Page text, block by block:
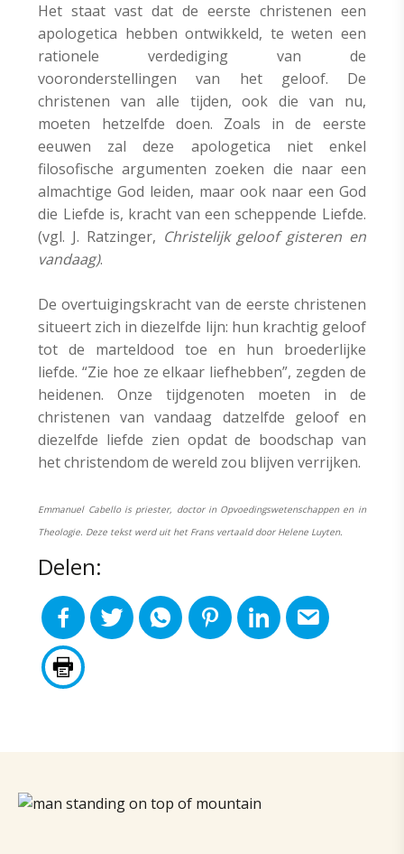
Het staat vast dat de eerste christenen een
apologetica hebben ontwikkeld, te weten een
rationele verdediging van de
vooronderstellingen van het geloof. De
christenen van alle tijden, ook die van nu,
moeten hetzelfde doen. Zoals in de eerste
eeuwen zal deze apologetica niet enkel
filosofische argumenten zoeken die naar een
almachtige God leiden, maar ook naar een God
die Liefde is, kracht van een scheppende Liefde.
(vgl. J. Ratzinger, Christelijk geloof gisteren en
vandaag).
De overtuigingskracht van de eerste christenen
situeert zich in diezelfde lijn: hun krachtig geloof
tot de marteldood toe en hun broederlijke
liefde. “Zie hoe ze elkaar liefhebben”, zegden de
heidenen. Onze tijdgenoten moeten in de
christenen van vandaag datzelfde geloof en
diezelfde liefde zien opdat de boodschap van
het christendom de wereld zou blijven verrijken.
Emmanuel Cabello is priester, doctor in Opvoedingswetenschappen en in
Theologie. Deze tekst werd uit het Frans vertaald door Helene Luyten.
Delen: